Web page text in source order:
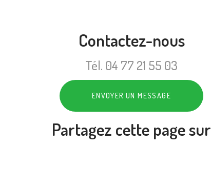
Contactez-nous
Tél. 04 77 21 55 03
ENVOYER UN MESSAGE
Partagez cette page sur